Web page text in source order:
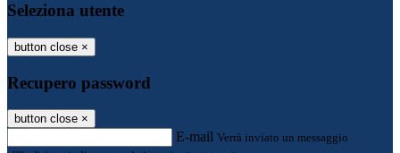
Seleziona utente
button close ×
Recupero password
button close ×
E-mail Verrà inviato un messaggio